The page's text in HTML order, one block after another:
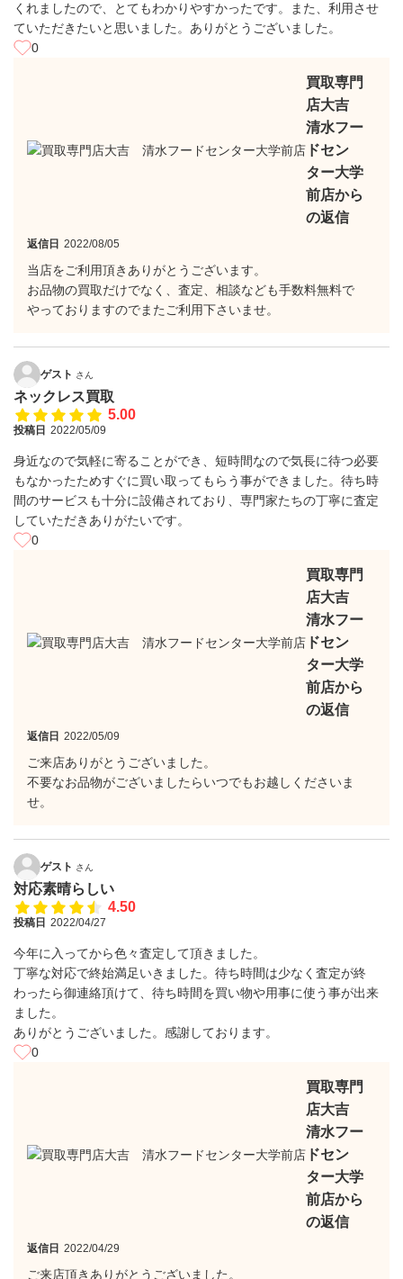
くれましたので、とてもわかりやすかったです。また、利用させ
ていただきたいと思いました。ありがとうございました。
0
買取専門
店大吉
清水フー
ドセン
ター大学
前店から
の返信
返信日 2022/08/05
当店をご利用頂きありがとうございます。
お品物の買取だけでなく、査定、相談なども手数料無料で
やっておりますのでまたご利用下さいませ。
ゲスト さん
ネックレス買取
5.00
投稿日 2022/05/09
身近なので気軽に寄ることができ、短時間なので気長に待つ必要
もなかったためすぐに買い取ってもらう事ができました。待ち時
間のサービスも十分に設備されており、専門家たちの丁寧に査定
していただきありがたいです。
0
買取専門
店大吉
清水フー
ドセン
ター大学
前店から
の返信
返信日 2022/05/09
ご来店ありがとうございました。
不要なお品物がございましたらいつでもお越しくださいま
せ。
ゲスト さん
対応素晴らしい
4.50
投稿日 2022/04/27
今年に入ってから色々査定して頂きました。
丁寧な対応で終始満足いきました。待ち時間は少なく査定が終
わったら御連絡頂けて、待ち時間を買い物や用事に使う事が出来
ました。
ありがとうございました。感謝しております。
0
買取専門
店大吉
清水フー
ドセン
ター大学
前店から
の返信
返信日 2022/04/29
ご来店頂きありがとうございました。